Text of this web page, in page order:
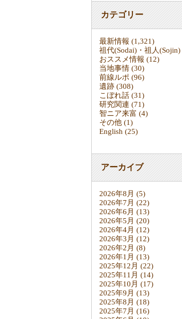
カテゴリー
最新情報 (1,321)
祖代(Sodai)・祖人(Sojin)
おススメ情報 (12)
当地事情 (30)
前線ルポ (96)
遺跡 (308)
こぼれ話 (31)
研究関連 (71)
智ニア来富 (4)
その他 (1)
English (25)
アーカイブ
2026年8月 (5)
2026年7月 (22)
2026年6月 (13)
2026年5月 (20)
2026年4月 (12)
2026年3月 (12)
2026年2月 (8)
2026年1月 (13)
2025年12月 (22)
2025年11月 (14)
2025年10月 (17)
2025年9月 (13)
2025年8月 (18)
2025年7月 (16)